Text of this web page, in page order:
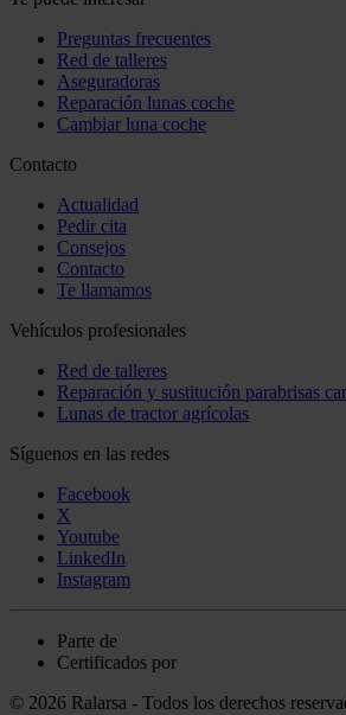
Preguntas frecuentes
Red de talleres
Aseguradoras
Reparación lunas coche
Cambiar luna coche
Contacto
Actualidad
Pedir cita
Consejos
Contacto
Te llamamos
Vehículos profesionales
Red de talleres
Reparación y sustitución parabrisas
Lunas de tractor agrícolas
Síguenos en las redes
Facebook
X
Youtube
LinkedIn
Instagram
Parte de
Certificados por
© 2026 Ralarsa - Todos los derechos